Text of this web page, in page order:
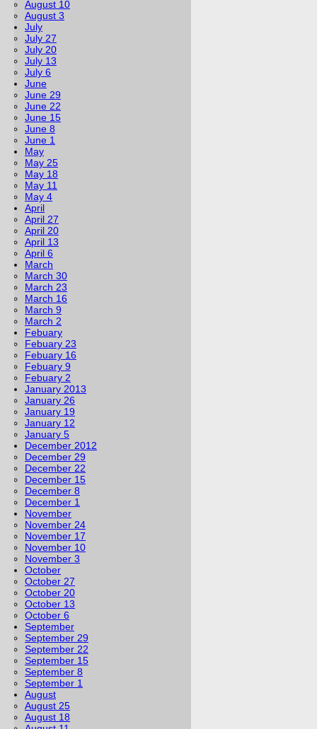
August 10
August 3
July
July 27
July 20
July 13
July 6
June
June 29
June 22
June 15
June 8
June 1
May
May 25
May 18
May 11
May 4
April
April 27
April 20
April 13
April 6
March
March 30
March 23
March 16
March 9
March 2
Febuary
Febuary 23
Febuary 16
Febuary 9
Febuary 2
January 2013
January 26
January 19
January 12
January 5
December 2012
December 29
December 22
December 15
December 8
December 1
November
November 24
November 17
November 10
November 3
October
October 27
October 20
October 13
October 6
September
September 29
September 22
September 15
September 8
September 1
August
August 25
August 18